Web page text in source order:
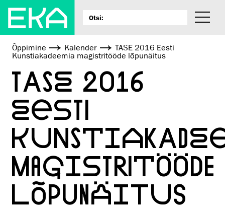
Õppimine Kalender
TASE 2016 Eesti
Kunstiakadeemia magistritööde lõpunäitus
TASE 2016
EESTI
MAGISTRITÖÖDE
LÕPUNÄITUS